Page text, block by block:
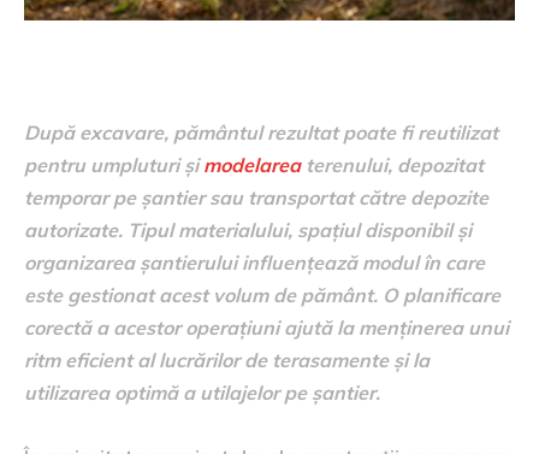
După excavare, pământul rezultat poate fi reutilizat
pentru umpluturi șimodelareaterenului, depozitat
temporar pe șantier sau transportat către depozite
autorizate. Tipul materialului, spațiul disponibil și
organizarea șantierului influențează modul în care
este gestionat acest volum de pământ. O planificare
corectă a acestor operațiuni ajută la menținerea unui
ritm eficient al lucrărilor de terasamente și la
utilizarea optimă a utilajelor pe șantier.